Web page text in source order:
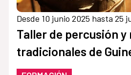
Desde 10 junio 2025 hasta 25
Taller de percusión y
tradicionales de